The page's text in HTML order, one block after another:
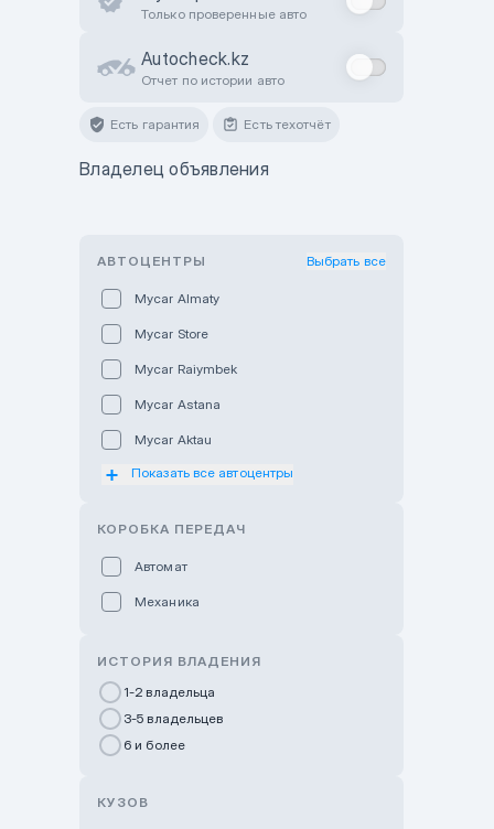
Только проверенные авто
Autocheck.kz
Отчет по истории авто
Есть гарантия Есть техотчёт
Владелец объявления
АВТОЦЕНТРЫ Выбрать все
Mycar Almaty
Mycar Store
Mycar Raiymbek
Mycar Astana
Mycar Aktau
Mycar Uralsk
GWM Nurly Zhol
Chery Astana
Показать все автоцентры
КОРОБКА ПЕРЕДАЧ
Автомат
Механика
ИСТОРИЯ ВЛАДЕНИЯ
1-2 владельца
3-5 владельцев
6 и более
КУЗОВ